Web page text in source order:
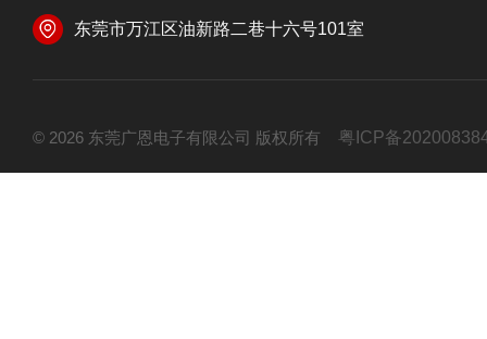
东莞市万江区油新路二巷十六号101室
© 2026 东莞广恩电子有限公司 版权所有 粤ICP备